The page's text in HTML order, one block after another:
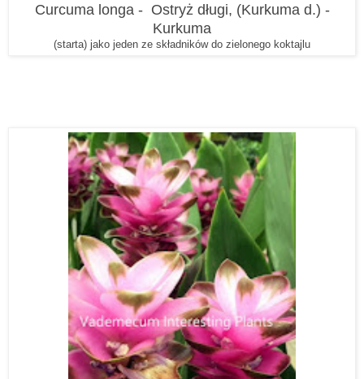
Curcuma longa - Ostryż długi, (Kurkuma d.) -
Kurkuma
(starta) jako jeden ze składników do zielonego koktajlu